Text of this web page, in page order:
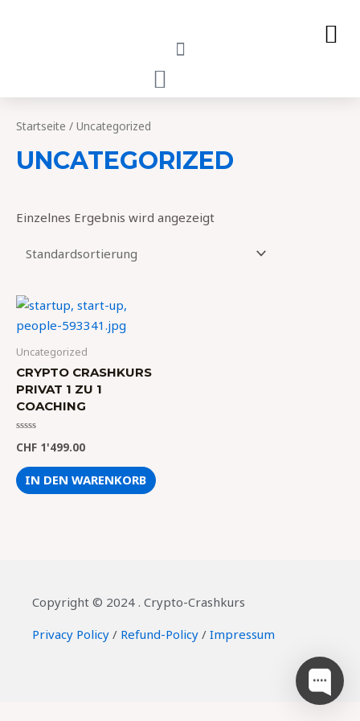
CART
Startseite / Uncategorized
UNCATEGORIZED
Einzelnes Ergebnis wird angezeigt
Uncategorized
CRYPTO CRASHKURS
PRIVAT 1 ZU 1
COACHING
mit
von
5
CHF 1'499.00
IN DEN WARENKORB
Copyright © 2024 . Crypto-Crashkurs
Privacy Policy / Refund-Policy / Impressum